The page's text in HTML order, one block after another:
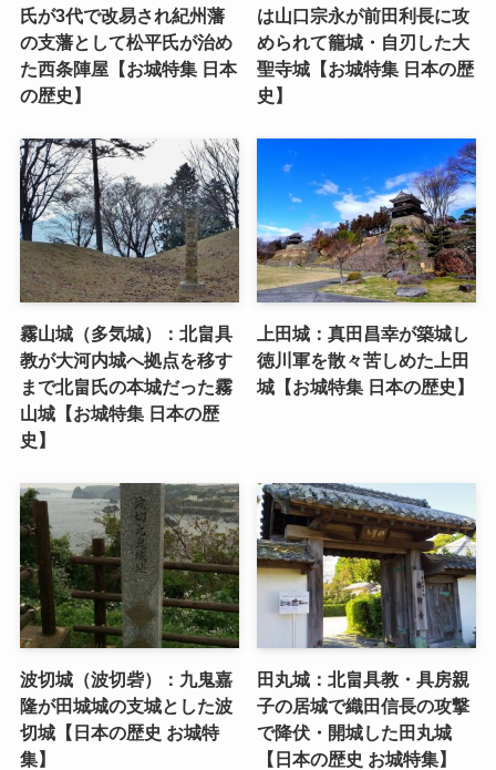
氏が3代で改易され紀州藩
の支藩として松平氏が治め
た西条陣屋【お城特集 日本
の歴史】
は山口宗永が前田利長に攻
められて籠城・自刃した大
聖寺城【お城特集 日本の歴
史】
霧山城（多気城）：北畠具
教が大河内城へ拠点を移す
まで北畠氏の本城だった霧
山城【お城特集 日本の歴
史】
上田城：真田昌幸が築城し
徳川軍を散々苦しめた上田
城【お城特集 日本の歴史】
波切城（波切砦）：九鬼嘉
隆が田城城の支城とした波
切城【日本の歴史 お城特
集】
田丸城：北畠具教・具房親
子の居城で織田信長の攻撃
で降伏・開城した田丸城
【日本の歴史 お城特集】